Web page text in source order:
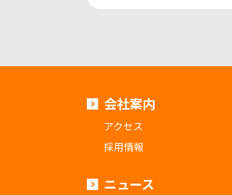
会社案内
アクセス
採用情報
ニュース